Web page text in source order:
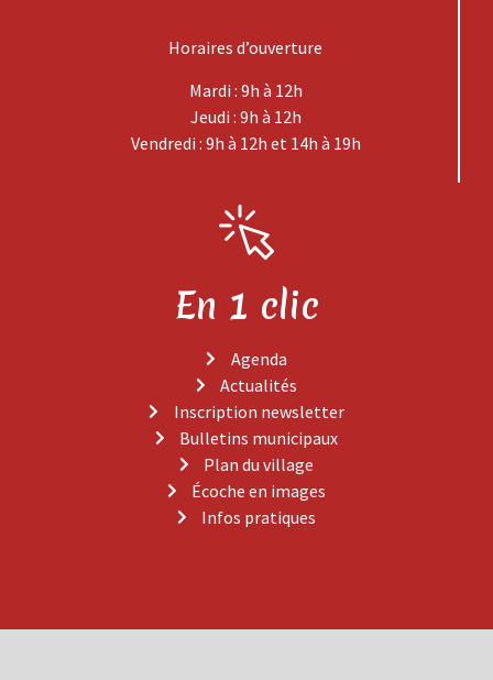
Horaires d’ouverture
Mardi : 9h à 12h
Jeudi : 9h à 12h
Vendredi : 9h à 12h et 14h à 19h
En 1 clic
Agenda
Actualités
Inscription newsletter
Bulletins municipaux
Plan du village
Écoche en images
Infos pratiques